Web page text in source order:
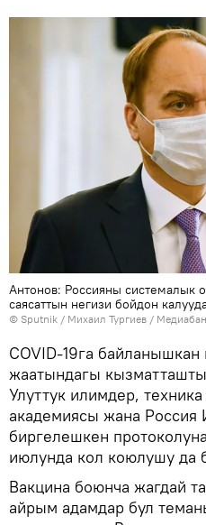
Антонов: Россияны системалык
саясаттын негизи бойдон
© Sputnik / Михаил Тургиев /
COVID-19га
жаатындагы
Улуттук илимдер,
академиясы жана
биргелешкен
июлунда кол коюлушу да
Вакцина боюнча жагдай
айрым адамдар бул